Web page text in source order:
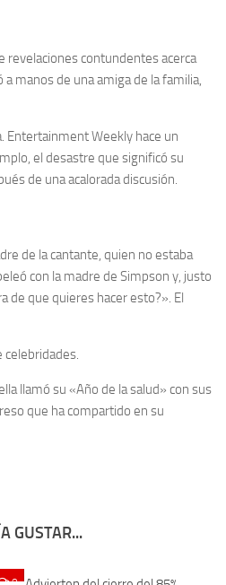
revelaciones contundentes acerca
manos de una amiga de la familia,
Entertainment Weekly hace un
el desastre que significó su
de una acalorada discusión.
de la cantante, quien no estaba
con la madre de Simpson y, justo
de que quieres hacer esto?». El
llamó su «Año de la salud» con sus
que ha compartido en su
GUSTAR...
0